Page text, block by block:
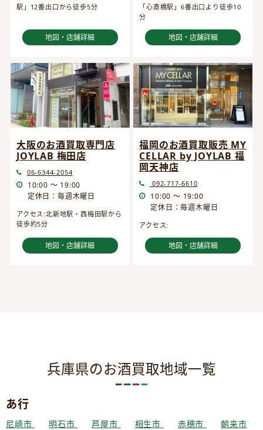
駅」12番出口から徒歩5分
地図・店舗詳細
「心斎橋駅」6番出口より徒歩10
分
地図・店舗詳細
大阪のお酒買取専門店
JOYLAB 梅田店
06-6344-2054
10:00 ～ 19:00
定休日：毎週木曜日
アクセス:北新地駅・西梅田駅から
徒歩約5分
地図・店舗詳細
福岡のお酒買取販売 MY
CELLAR by JOYLAB 福
岡天神店
092-717-6610
10:00 ～ 19:00
定休日：毎週木曜日
アクセス:
地図・店舗詳細
兵庫県のお酒買取地域一覧
あ行
尼崎市 明石市 芦屋市 相生市 赤穂市
朝来市